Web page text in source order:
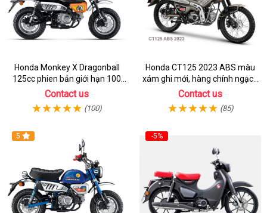
Honda Monkey X Dragonball
125cc phien bản giới hạn 100
chiếc từ 2 ký ức huyền thoại
Contact us
(100)
Honda CT125 2023 ABS màu
xám ghi mới, hàng chính ngạch
giá tốt nhất thị trường
Contact us
(85)
5 -5%